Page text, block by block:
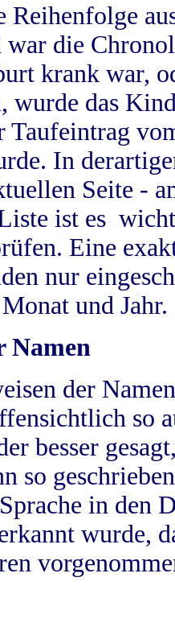
Reihenfolge
war die
krank war,
wurde das
Taufeintrag
In
Seite -
ist es
Eine
nur
und Jahr.
Namen
der
so
besser
so
in
wurde,